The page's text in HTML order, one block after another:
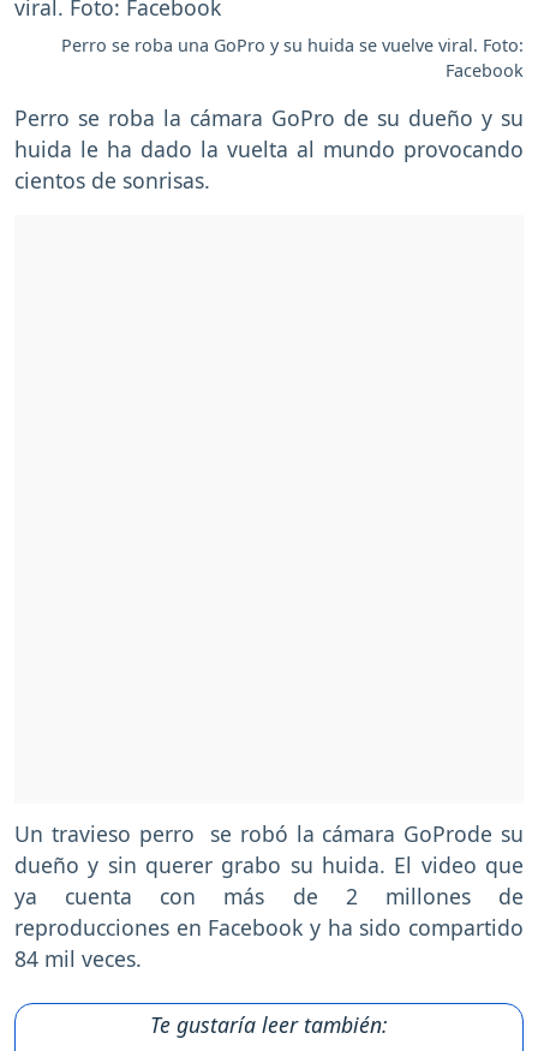
Perro se roba una GoPro y su huida se vuelve viral. Foto:
Facebook
Perro se roba la cámara GoPro de su dueño y su
huida le ha dado la vuelta al mundo provocando
cientos de sonrisas.
Un travieso perro se robó la cámara GoProde su
dueño y sin querer grabo su huida. El video que
ya cuenta con más de 2 millones de
reproducciones en Facebook y ha sido compartido
84 mil veces.
Te gustaría leer también: